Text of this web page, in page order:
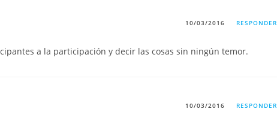
10/03/2016 RESPONDER
a la participación y decir las cosas sin ningún temor.
10/03/2016 RESPONDER